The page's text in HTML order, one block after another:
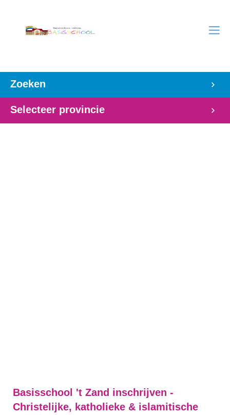
Zoeken
Selecteer provincie
Basisschool 't Zand inschrijven -
Christelijke, katholieke & islamitische